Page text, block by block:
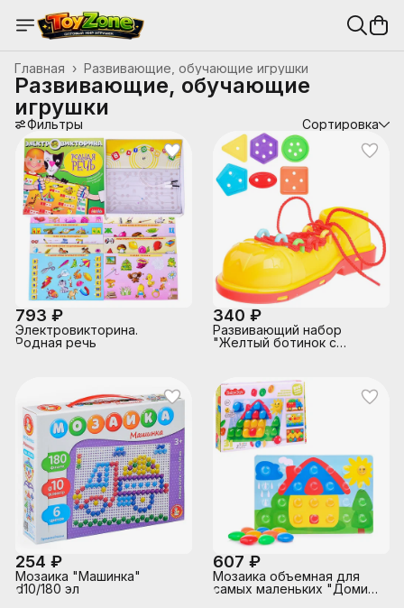
Развивающие, обучающие игрушки
Главная ›
Развивающие, обучающие
игрушки
Фильтры Сортировка
793 ₽
Электровикторина.
Родная речь
340 ₽
Развивающий набор
"Желтый ботинок с
254 ₽
Мозаика "Машинка"
d10/180 эл
607 ₽
Мозаика объемная для
самых маленьких "Домик"